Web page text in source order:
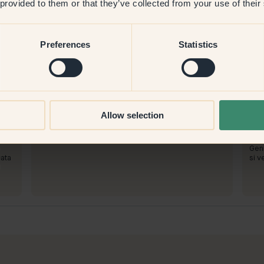
to them or that they’ve collected from your use of
Preferences Statistics
Allow selection
Immagine del prodotto
Per acquistare da Klint:
si